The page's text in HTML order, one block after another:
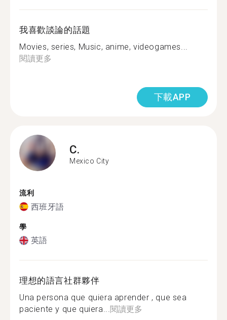
我喜歡談論的話題
Movies, series, Music, anime, videogames...
閱讀更多
下載APP
C.
Mexico City
流利
西班牙語
學
英語
理想的語言社群夥伴
Una persona que quiera aprender , que sea
paciente y que quiera...閱讀更多